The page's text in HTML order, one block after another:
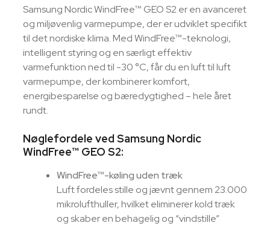
Samsung Nordic WindFree™ GEO S2 er en avanceret
og miljøvenlig varmepumpe, der er udviklet specifikt
til det nordiske klima. Med WindFree™-teknologi,
intelligent styring og en særligt effektiv
varmefunktion ned til -30 °C, får du en luft til luft
varmepumpe, der kombinerer komfort,
energibesparelse og bæredygtighed – hele året
rundt.
Nøglefordele ved Samsung Nordic
WindFree™ GEO S2:
WindFree™-køling uden træk
Luft fordeles stille og jævnt gennem 23.000
mikrolufthuller, hvilket eliminerer kold træk
og skaber en behagelig og “vindstille”